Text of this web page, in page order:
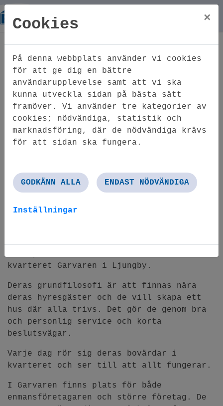
Hem Nyhetsarkiv Garvaren
Garvaren
kvarteret Garvaren i Ljungby.
Deras grundfilosofi är att finnas nära
deras hyresgäster och de vill skapa ett
hus där alla trivs. Det gör de genom bra
och personlig service och korta
beslutsvägar.
Varje dag rör sig deras bovärdar i
kvarteret och ser till att allt fungerar.
I Garvaren finns plats för både
enmansföretagaren och större företag. De
Cookies ×
På denna webbplats använder vi cookies
för att ge dig en bättre
användarupplevelse samt att vi ska
kunna utveckla sidan på bästa sätt
framöver. Vi använder tre kategorier av
cookies; nödvändiga, statistik och
marknadsföring, där de nödvändiga krävs
för att sidan ska fungera.
GODKÄNN ALLA ENDAST NÖDVÄNDIGA
Inställningar